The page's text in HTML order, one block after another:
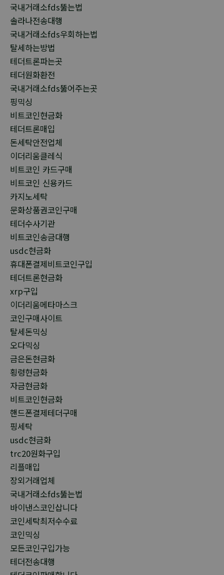
국내거래소fds뚫는법
솔라나전송대행
국내거래소fds우회하는법
탈세하는방법
테더트론파는곳
테더원화환전
국내거래소fds뚫어주는곳
핑믹싱
비트코인현금화
테더트론매입
돈세탁안전업체
이더리움클레식
비트코인 카드구매
비트코인 신용카드
카지노세탁
문화상품권코인구매
테더수사기관
비트코인송금대행
usdc현금화
휴대폰결제비트코인구입
테더트론현금화
xrp구입
이더리움메타마스크
코인구매사이트
탈세돈믹싱
오다믹싱
금은돈현금화
횡령현금화
자금현금화
비트코인현금화
핸드폰결제테더구매
핑세탁
usdc현금화
trc20원화구입
리플매입
장외거래업체
국내거래소fds뚫는법
바이낸스코인삽니다
코인세탁최저수수료
코인믹싱
모든코인구입가능
테더전송대행